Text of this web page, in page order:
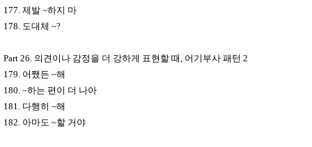
177. 제발 ~하지 마
178. 도대체 ~?
Part 26. 의견이나 감정을 더 강하게 표현할 때 어기부사 패턴 2
179. 어쨌든 ~해
180. ~하는 편이 더 나아
181. 다행히 ~해
182. 아마도 ~할 거야